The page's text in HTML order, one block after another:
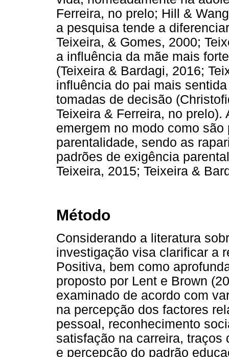
Ferreira, no prelo; Hill &
a pesquisa tende a
Teixeira, & Gomes, 2000;
a influência da mãe mais
(Teixeira & Bardagi, 2016;
influência do pai mais
tomadas de decisão
Teixeira & Ferreira, no
emergem no modo como
parentalidade, sendo as
padrões de exigência
Teixeira, 2015; Teixeira &
Método
Considerando a literatura
investigação visa clarificar a
Positiva, bem como
proposto por Lent e Brown
examinado de acordo com
na percepção dos factores
pessoal, reconhecimento
satisfação na carreira,
e percepção do padrão